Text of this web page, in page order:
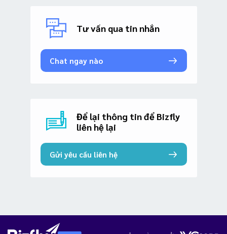
Tư vấn qua tin nhắn
Chat ngay nào
Để lại thông tin để Bizfly
liên hệ lại
Gửi yêu cầu liên hệ